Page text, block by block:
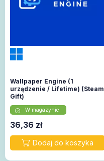
Wallpaper Engine (1
urządzenie / Lifetime) (Steam
Gift)
W magazynie
36,36 zł